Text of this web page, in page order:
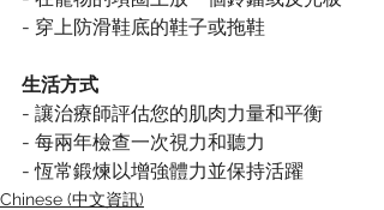
- 穿上防滑鞋底的鞋子或拖鞋
生活方式
- 讓治療師評估您的肌肉力量和平衡
- 每兩年檢查一次視力和聽力
- 恆常鍛煉以增強體力並保持活躍
Chinese (中文資訊)